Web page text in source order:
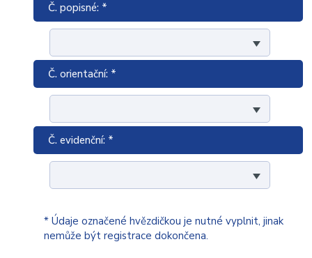
Č. popisné: *
Č. orientační: *
Č. evidenční: *
* Údaje označené hvězdičkou je nutné vyplnit, jinak
nemůže být registrace dokončena.